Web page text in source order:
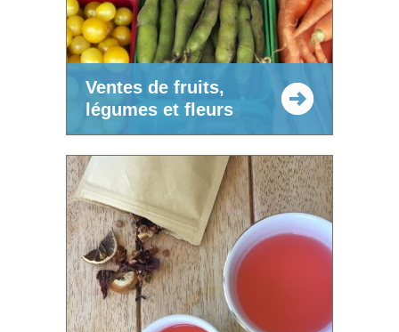
Ventes de fruits,
légumes et fleurs